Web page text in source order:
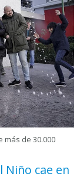
más de 30.000
Niño cae en